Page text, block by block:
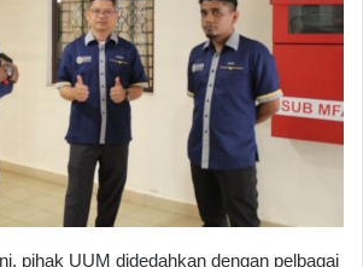
pihak UUM didedahkan dengan pelbagai